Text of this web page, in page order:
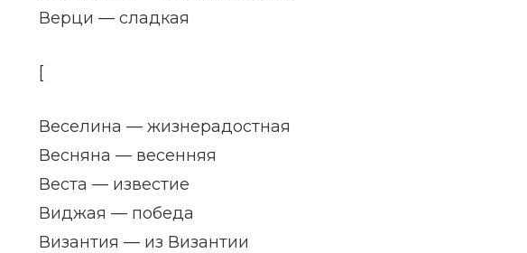
Верци — сладкая
[
Веселина — жизнерадостная
Весняна — весенняя
Веста — известие
Виджая — победа
Византия — из Византии